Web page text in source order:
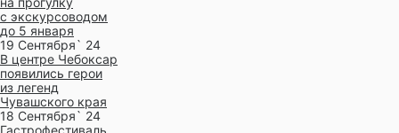
с экскурсоводом
до 5 января
19 Сентября` 24
В центре Чебоксар
появились герои
из легенд
Чувашского края
18 Сентября` 24
Гастрофестиваль